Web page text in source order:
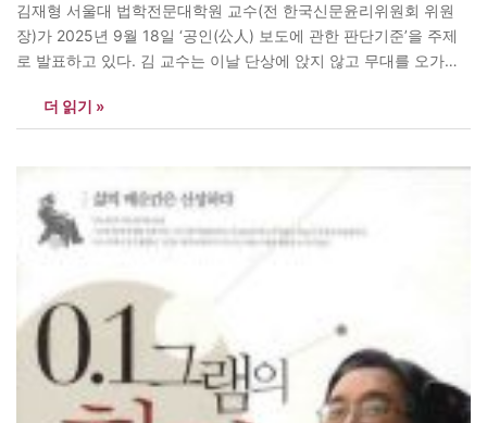
김재형 서울대 법학전문대학원 교수(전 한국신문윤리위원회 위원
장)가 2025년 9월 18일 ‘공인(公人) 보도에 관한 판단기준’을 주제
로 발표하고 있다. 김 교수는 이날 단상에 앉지 않고 무대를 오가며
공인 관련 명예훼손 판결 분석…국내 첫 실증연구신분 아닌 ‘보도할
공익이 큰 사람’으로 공인 개념 재정립언론 취재·편집뿐 아니라 법원
더 읽기 »